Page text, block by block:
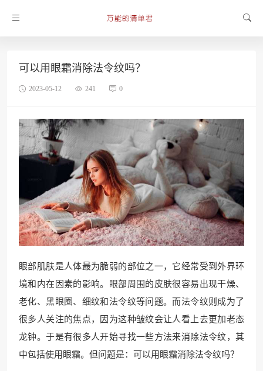
可以用眼霜消除法令纹吗？
2023-05-12 241 0
眼部肌肤是人体最为脆弱的部位之一，它经常受到外界环
境和内在因素的影响。眼部周围的皮肤很容易出现干燥、
老化、黑眼圈、细纹和法令纹等问题。而法令纹则成为了
很多人关注的焦点，因为这种皱纹会让人看上去更加老态
龙钟。于是有很多人开始寻找一些方法来消除法令纹，其
中包括使用眼霜。但问题是：可以用眼霜消除法令纹吗？